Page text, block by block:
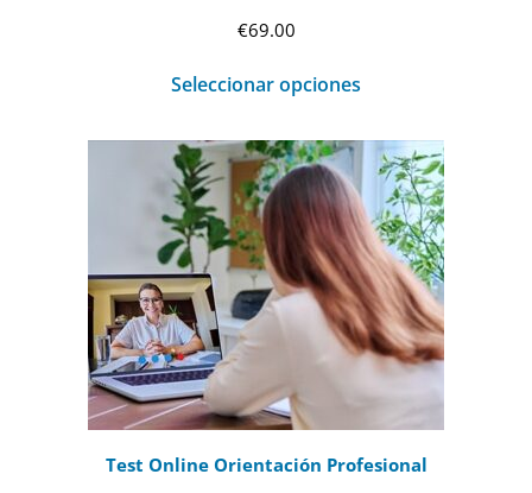
€69.00
Seleccionar opciones
Test Online Orientación Profesional